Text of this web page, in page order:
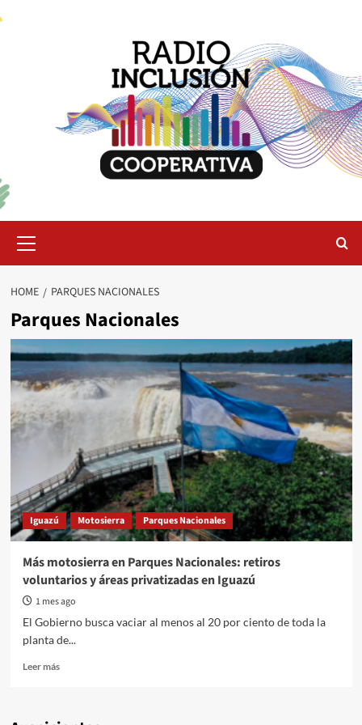
Menu
HOME PARQUES NACIONALES
Parques Nacionales
Iguazú Motosierra Parques Nacionales
Más motosierra en Parques Nacionales: retiros
voluntarios y áreas privatizadas en Iguazú
1 mes ago
El Gobierno busca vaciar al menos al 20 por ciento de toda la
planta de...
Leer másRead